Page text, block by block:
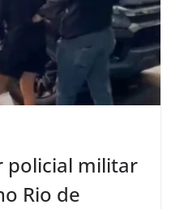
policial militar
Rio de